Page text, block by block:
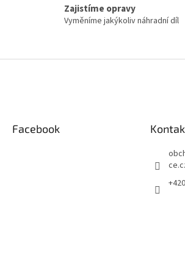
Zajistíme opravy
Vyměníme jakýkoliv náhradní díl
Facebook